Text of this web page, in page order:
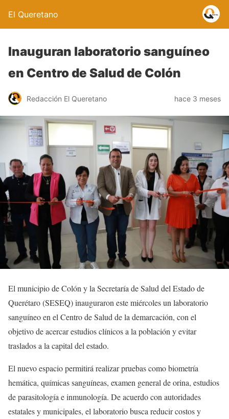
El Queretano
Inauguran laboratorio sanguíneo
en Centro de Salud de Colón
Redacción El Queretano hace 3 meses
El municipio de Colón y la Secretaría de Salud del Estado de
Querétaro (SESEQ) inauguraron este miércoles un laboratorio
sanguíneo en el Centro de Salud de la demarcación, con el
objetivo de acercar estudios clínicos a la población y evitar
traslados a la capital del estado.
El nuevo espacio permitirá realizar pruebas como biometría
hemática, químicas sanguíneas, examen general de orina, estudios
de parasitología e inmunología. De acuerdo con autoridades
estatales y municipales, el laboratorio busca reducir costos y